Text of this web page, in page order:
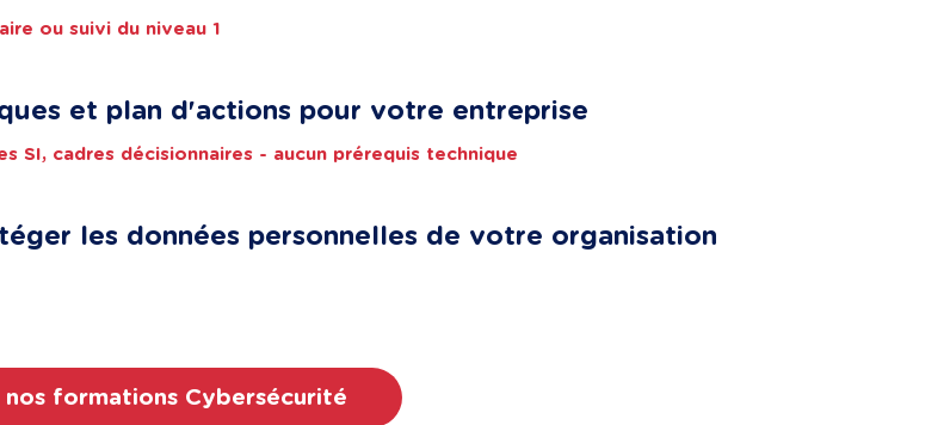
ou suivi du niveau 1
et plan d'actions pour votre entreprise
SI, cadres décisionnaires - aucun prérequis technique
les données personnelles de votre organisation
nos formations Cybersécurité